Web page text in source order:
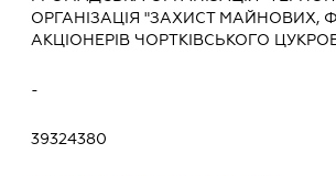
ОРГАНІЗАЦІЯ "ЗАХИСТ МАЙНОВИХ,
АКЦІОНЕРІВ ЧОРТКІВСЬКОГО
-
39324380